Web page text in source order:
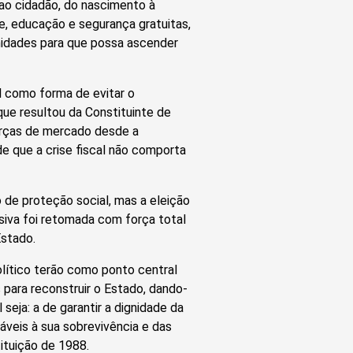
cidadão, do nascimento à
educação e segurança gratuitas,
para que possa ascender
como forma de evitar o
resultou da Constituinte de
de mercado desde a
que a crise fiscal não comporta
de proteção social, mas a eleição
foi retomada com força total
terão como ponto central
reconstruir o Estado, dando-
a de garantir a dignidade da
à sua sobrevivência e das
de 1988.